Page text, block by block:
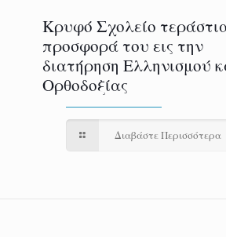
Κρυφό Σχολείο
προσφορά του εις την
διατήρηση Ελληνισμού
Ορθοδοξίας
Διαβάστε Περισσότερα